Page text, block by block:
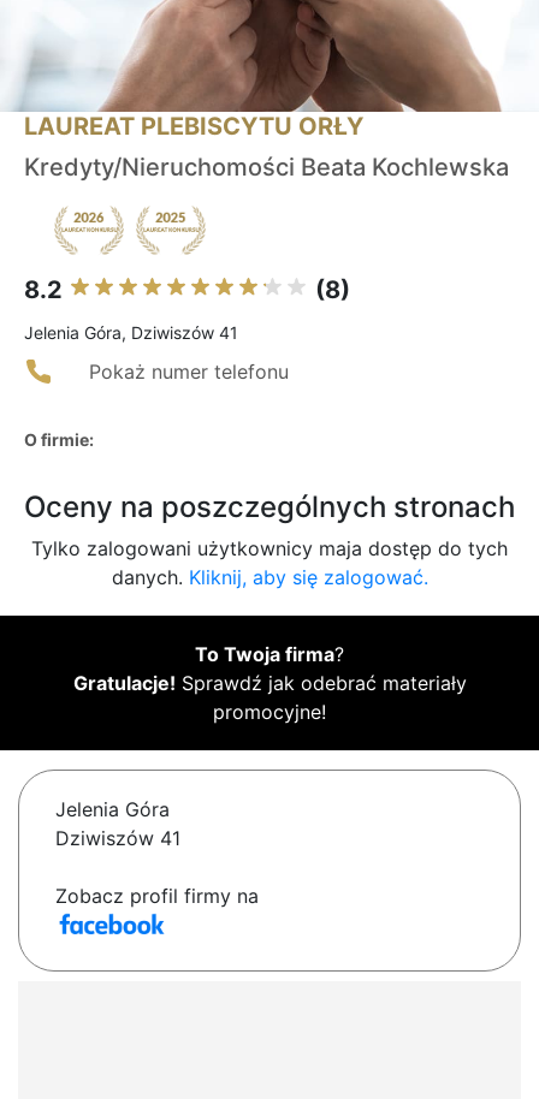
LAUREAT PLEBISCYTU ORŁY
Kredyty/Nieruchomości Beata Kochlewska
8.2 (8)
Jelenia Góra, Dziwiszów 41
Pokaż numer telefonu
O firmie:
Oceny na poszczególnych stronach
Tylko zalogowani użytkownicy maja dostęp do tych
danych. Kliknij, aby się zalogować.
To Twoja firma?
Gratulacje! Sprawdź jak odebrać materiały
promocyjne!
Jelenia Góra
Dziwiszów 41
Zobacz profil firmy na